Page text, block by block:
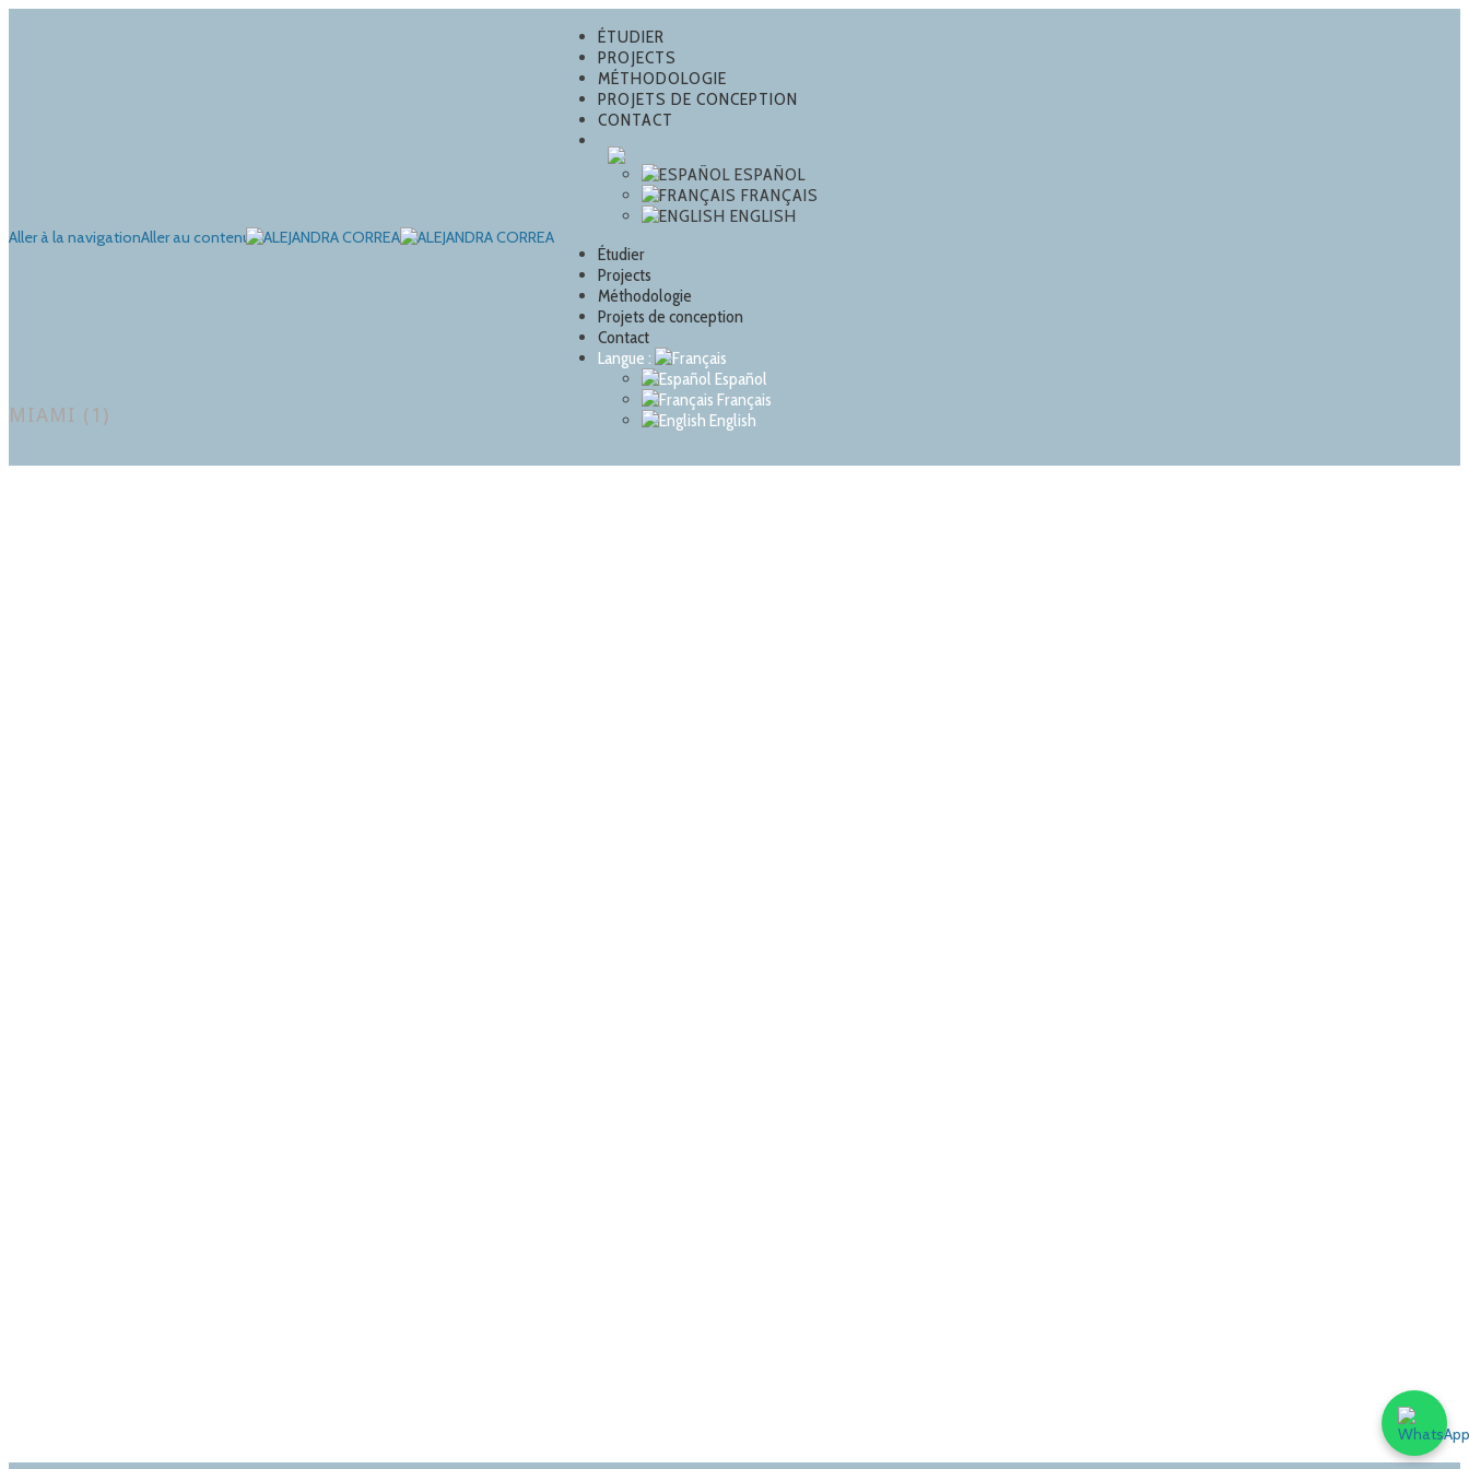
Aller à la navigationAller au contenu
ÉTUDIER
PROJECTS
MÉTHODOLOGIE
PROJETS DE CONCEPTION
CONTACT
ESPAÑOL
FRANÇAIS
ENGLISH
Étudier
Projects
Méthodologie
Projets de conception
Contact
Langue :
Español
Français
English
MIAMI (1)